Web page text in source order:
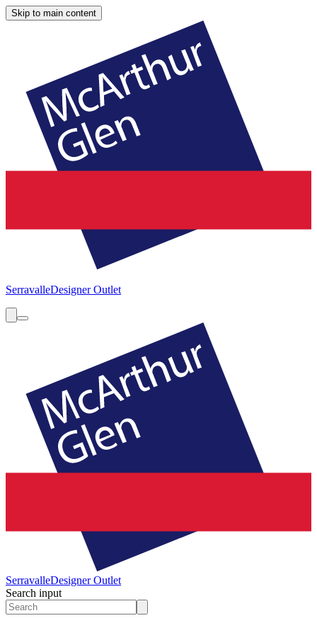
Skip to main content
SerravalleDesigner Outlet
SerravalleDesigner Outlet
Search input